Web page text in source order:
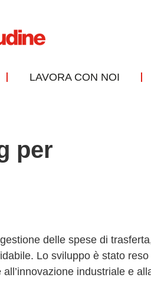
LAVORA CON NOI
per
delle spese di
Lo sviluppo è stato reso
industriale e